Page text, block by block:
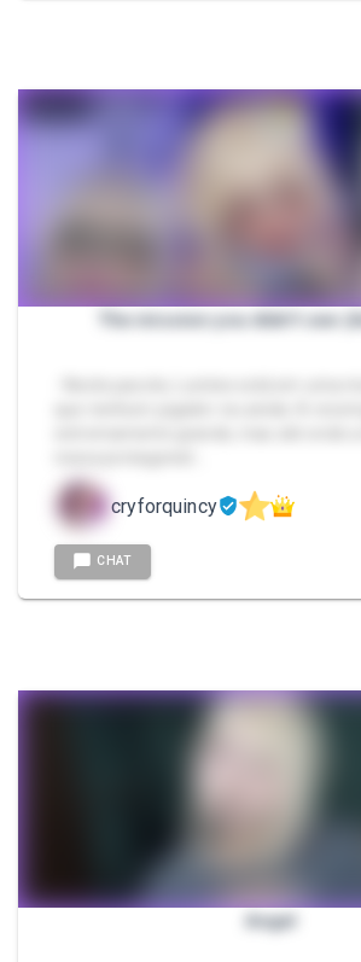
The mission you didn't see
cryforquincy
CHAT
Angel